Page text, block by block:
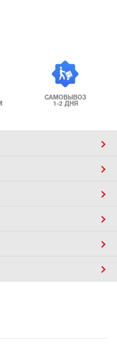
САМОВЫВОЗ
1-2 ДНЯ